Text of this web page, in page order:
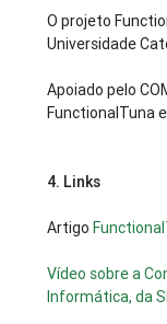
O projeto
Universidade
Apoiado pelo
FunctionalTuna
4. Links
Artigo
Vídeo sobre a
Informática, da